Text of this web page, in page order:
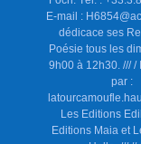
E-mail :
dédicace ses
Poésie tous les
9h00 à 12h30. /// /
par :
Les Editions
Editions Maia et